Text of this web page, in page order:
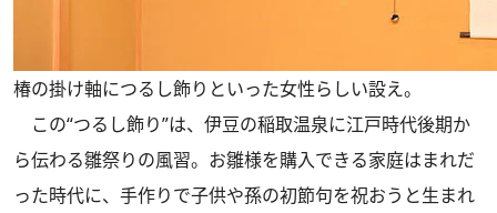
椿の掛け軸につるし飾りといった女性らしい設え。
この“つるし飾り”は、伊豆の稲取温泉に江戸時代後期か
ら伝わる雛祭りの風習。お雛様を購入できる家庭はまれだ
った時代に、手作りで子供や孫の初節句を祝おうと生まれ